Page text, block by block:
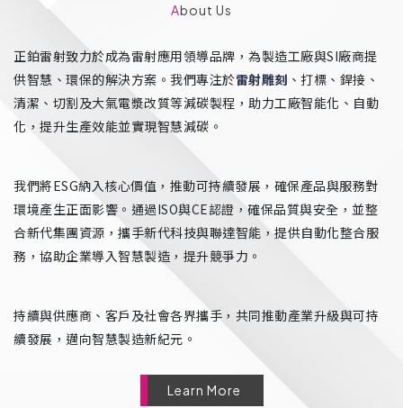
About Us
正鉑雷射致力於成為雷射應用領導品牌，為製造工廠與SI廠商提
供智慧、環保的解決方案。我們專注於雷射雕刻 、打標、銲接、
清潔、切割及大氣電漿改質等減碳製程，助力工廠智能化、自動
化，提升生產效能並實現智慧減碳。
我們將ESG納入核心價值，推動可持續發展，確保產品與服務對
環境產生正面影響。通過ISO與CE認證，確保品質與安全，並整
合新代集團資源，攜手新代科技與聯達智能，提供自動化整合服
務，協助企業導入智慧製造，提升競爭力。
持續與供應商、客戶及社會各界攜手，共同推動產業升級與可持
續發展，邁向智慧製造新紀元。
Learn More